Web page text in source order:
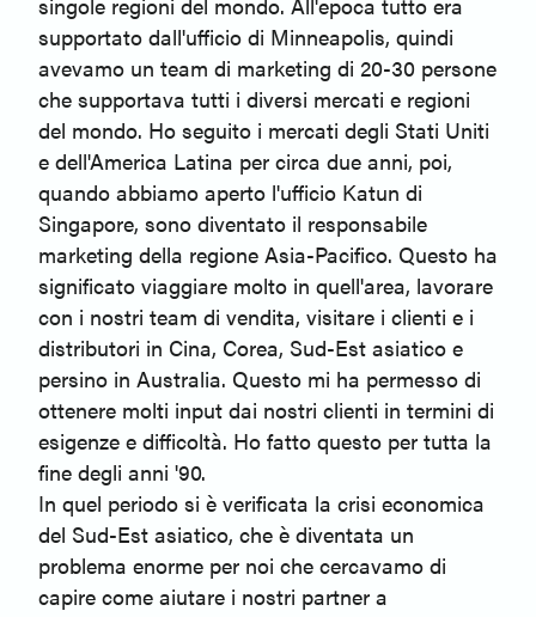
supportato dall'ufficio di Minneapolis, quindi
avevamo un team di marketing di 20-30 persone
che supportava tutti i diversi mercati e regioni
del mondo. Ho seguito i mercati degli Stati Uniti
e dell'America Latina per circa due anni, poi,
quando abbiamo aperto l'ufficio Katun di
Singapore, sono diventato il responsabile
marketing della regione Asia-Pacifico. Questo ha
significato viaggiare molto in quell'area, lavorare
con i nostri team di vendita, visitare i clienti e i
distributori in Cina, Corea, Sud-Est asiatico e
persino in Australia. Questo mi ha permesso di
ottenere molti input dai nostri clienti in termini di
esigenze e difficoltà. Ho fatto questo per tutta la
fine degli anni '90.
In quel periodo si è verificata la crisi economica
del Sud-Est asiatico, che è diventata un
problema enorme per noi che cercavamo di
capire come aiutare i nostri partner a